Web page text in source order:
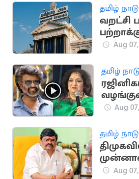
தமிழ் நாடு
வறட்சி
Aug
தமிழ்
Aug
தமிழ் நாடு
Aug